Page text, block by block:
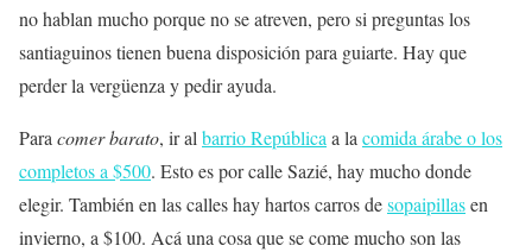
no hablan mucho porque no se atreven, pero si preguntas los
santiaguinos tienen buena disposición para guiarte. Hay que
perder la vergüenza y pedir ayuda.
Paracomer barato, ir albarrio Repúblicaa lacomida árabe o los
completos a $500. Esto es por calle Sazié, hay mucho donde
elegir. También en las calles hay hartos carros desopaipillasen
invierno, a $100. Acá una cosa que se come mucho son las